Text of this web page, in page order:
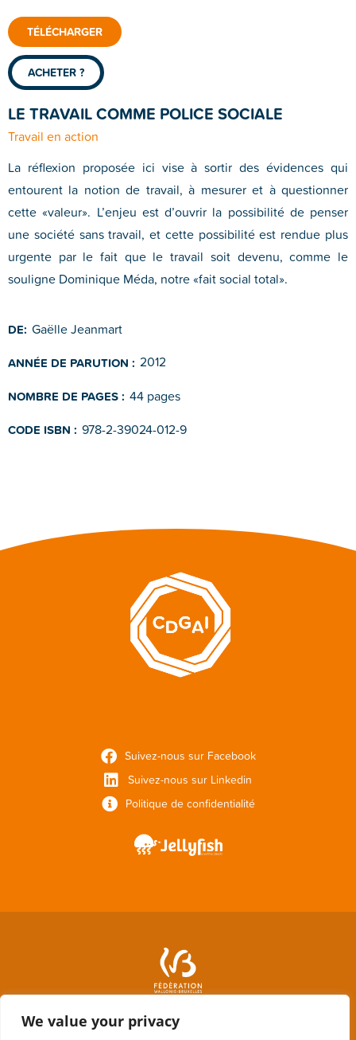
We value your privacy
TÉLÉCHARGER
ACHETER ?
LE TRAVAIL COMME POLICE SOCIALE
Travail en action
La réflexion proposée ici vise à sortir des évidences qui
entourent la notion de travail, à mesurer et à questionner
cette «valeur». L’enjeu est d’ouvrir la possibilité de penser
une société sans travail, et cette possibilité est rendue plus
urgente par le fait que le travail soit devenu, comme le
souligne Dominique Méda, notre «fait social total».
DE: Gaëlle Jeanmart
ANNÉE DE PARUTION : 2012
NOMBRE DE PAGES : 44 pages
CODE ISBN : 978-2-39024-012-9
Suivez-nous sur Facebook
Suivez-nous sur Linkedin
Politique de confidentialité